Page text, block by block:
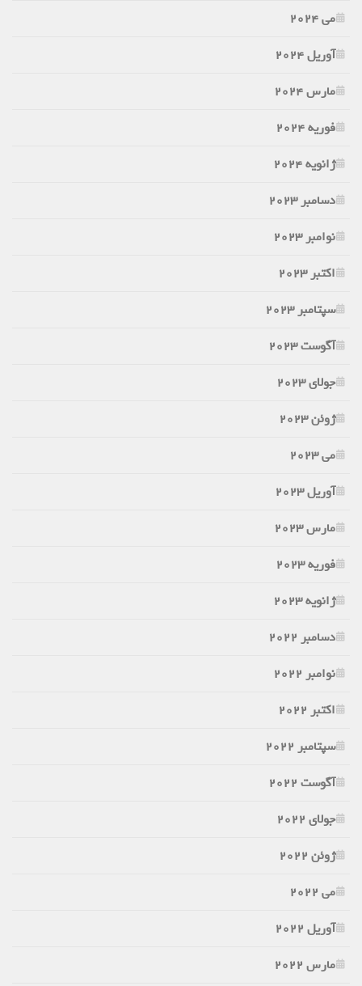
می 2024
آوریل 2024
مارس 2024
فوریه 2024
ژانویه 2024
دسامبر 2023
نوامبر 2023
اکتبر 2023
سپتامبر 2023
آگوست 2023
جولای 2023
ژوئن 2023
می 2023
آوریل 2023
مارس 2023
فوریه 2023
ژانویه 2023
دسامبر 2022
نوامبر 2022
اکتبر 2022
سپتامبر 2022
آگوست 2022
جولای 2022
ژوئن 2022
می 2022
آوریل 2022
مارس 2022